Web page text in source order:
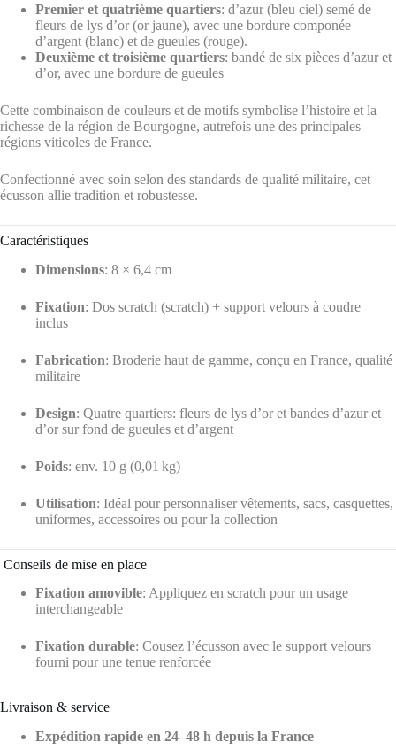
Premier et quatrième quartiers: d’azur (bleu ciel) semé de
fleurs de lys d’or (or jaune), avec une bordure componée
d’argent (blanc) et de gueules (rouge).
Deuxième et troisième quartiers: bandé de six pièces d’azur et
d’or, avec une bordure de gueules
Cette combinaison de couleurs et de motifs symbolise l’histoire et la
richesse de la région de Bourgogne, autrefois une des principales
régions viticoles de France.
Confectionné avec soin selon des standards de qualité militaire, cet
écusson allie tradition et robustesse.
Caractéristiques
Dimensions: 8 × 6,4 cm
Fixation: Dos scratch (scratch) + support velours à coudre
inclus
Fabrication: Broderie haut de gamme, conçu en France, qualité
militaire
Design: Quatre quartiers: fleurs de lys d’or et bandes d’azur et
d’or sur fond de gueules et d’argent
Poids: env. 10 g (0,01 kg)
Utilisation: Idéal pour personnaliser vêtements, sacs, casquettes,
uniformes, accessoires ou pour la collection
️ Conseils de mise en place
Fixation amovible: Appliquez en scratch pour un usage
interchangeable
Fixation durable: Cousez l’écusson avec le support velours
fourni pour une tenue renforcée
Livraison & service
Expédition rapide en 24–48 h depuis la France